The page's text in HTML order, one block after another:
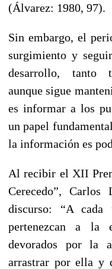
(Álvarez: 1980, 97).
Sin embargo, el
surgimiento y
desarrollo, tanto
aunque sigue
es informar a los
un papel
la información es
Al recibir el XII
Cerecedo”,
discurso: “A
pertenezcan a la
devorados por la
arrastrar por ella y